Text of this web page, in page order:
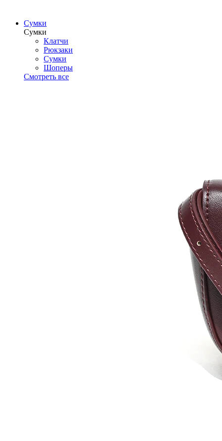
Сумки
Сумки
Клатчи
Рюкзаки
Сумки
Шоперы
Смотреть все